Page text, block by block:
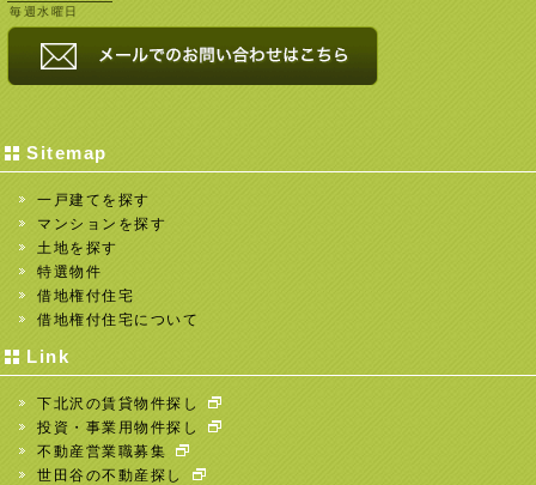
毎週水曜日
Sitemap
一戸建てを探す
マンションを探す
土地を探す
特選物件
借地権付住宅
借地権付住宅について
Link
下北沢の賃貸物件探し
投資・事業用物件探し
不動産営業職募集
世田谷の不動産探し